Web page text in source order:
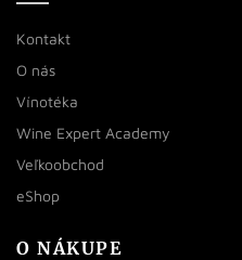
Kontakt
O nás
Vínotéka
Wine Expert Academy
Veľkoobchod
eShop
O NÁKUPE